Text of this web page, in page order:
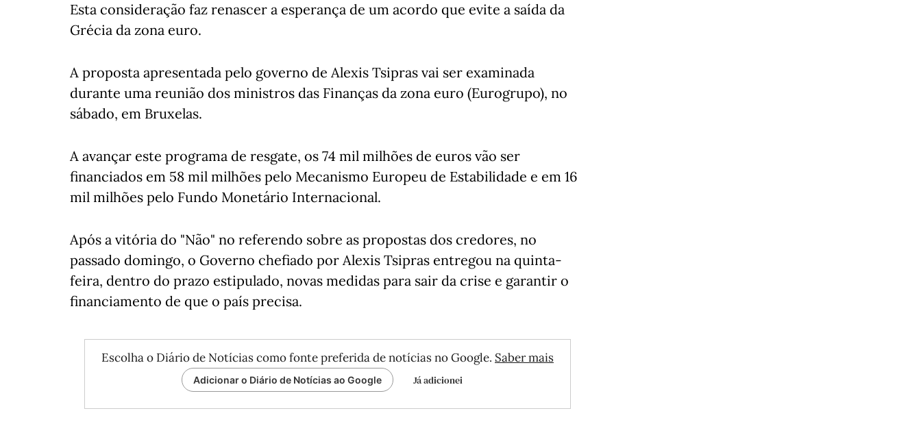
Esta consideração faz renascer a esperança de um acordo que evite a saída da
Grécia da zona euro.
A proposta apresentada pelo governo de Alexis Tsipras vai ser examinada
durante uma reunião dos ministros das Finanças da zona euro (Eurogrupo), no
sábado, em Bruxelas.
A avançar este programa de resgate, os 74 mil milhões de euros vão ser
financiados em 58 mil milhões pelo Mecanismo Europeu de Estabilidade e em 16
mil milhões pelo Fundo Monetário Internacional.
Após a vitória do "Não" no referendo sobre as propostas dos credores, no
passado domingo, o Governo chefiado por Alexis Tsipras entregou na quinta-
feira, dentro do prazo estipulado, novas medidas para sair da crise e garantir o
financiamento de que o país precisa.
Escolha o Diário de Notícias como fonte preferida de notícias no Google. Saber mais
Adicionar o Diário de Notícias ao Google Já adicionei